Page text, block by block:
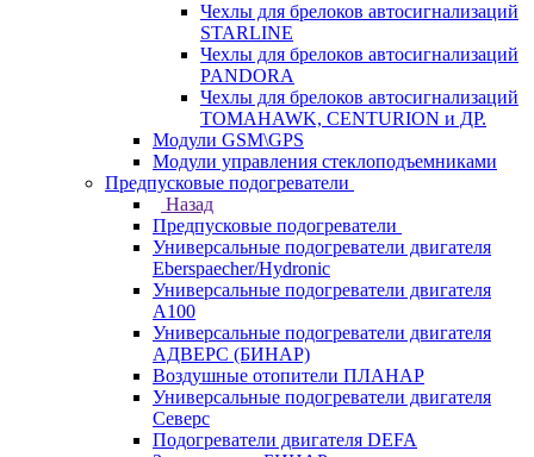
Чехлы для брелоков автосигнализаций
STARLINE
Чехлы для брелоков автосигнализаций
PANDORA
Чехлы для брелоков автосигнализаций
TOMAHAWK, CENTURION и ДР.
Модули GSM\GPS
Модули управления стеклоподъемниками
Предпусковые подогреватели
Назад
Предпусковые подогреватели
Универсальные подогреватели двигателя
Eberspaecher/Hydronic
Универсальные подогреватели двигателя
A100
Универсальные подогреватели двигателя
АДВЕРС (БИНАР)
Воздушные отопители ПЛАНАР
Универсальные подогреватели двигателя
Северс
Подогреватели двигателя DEFA